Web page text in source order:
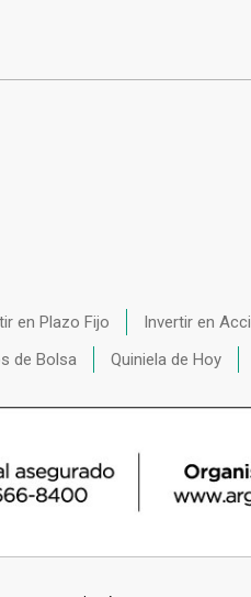
en Plazo Fijo Invertir en
de Bolsa
Quiniela de Hoy